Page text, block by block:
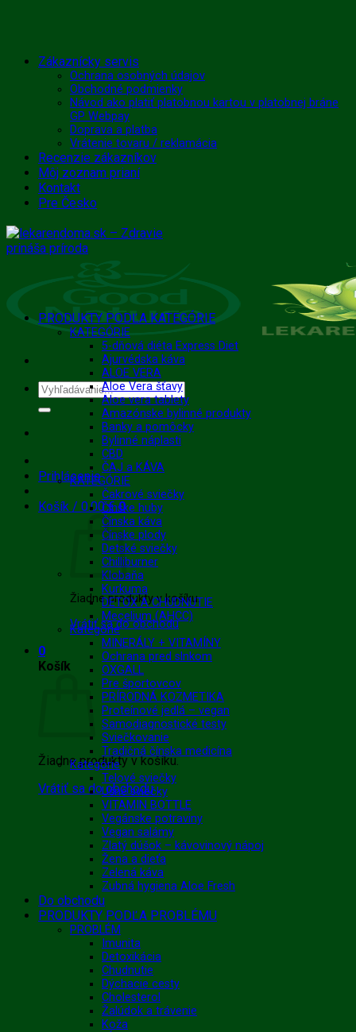
Skip
Zákaznícky servis
Ochrana osobných údajov
Obchodné podmienky
Návod ako platiť platobnou kartou v platobnej bráne
GP Webpay
Doprava a platba
Vrátenie tovaru / reklamácia
Recenzie zákazníkov
Môj zoznam prianí
Kontakt
Pre Česko
Hľadať:
Prihlásenie
Košík / 0.00€ 0
Žiadne produkty v košíku.
Vrátiť sa do obchodu
0
Košík
Žiadne produkty v košíku.
Vrátiť sa do obchodu
PRODUKTY PODĽA KATEGÓRIE
KATEGÓRIE
5-dňová diéta Express Diet
Ajurvédska káva
ALOE VERA
Aloe Vera šťavy
Aloe vera tablety
Amazónske bylinné produkty
Banky a pomôcky
Bylinné náplasti
CBD
ČAJ a KÁVA
KATEGÓRIE
Čakrové sviečky
Čínske huby
Čínska káva
Čínske plody
Detské sviečky
Chilliburner
Klobaňa
Kurkuma
DETOX A CHUDNUTIE
Mecelium (AHCC)
Kategórie
MINERÁLY + VITAMÍNY
Ochrana pred slnkom
OXGALL
Pre športovcov
PRÍRODNÁ KOZMETIKA
Proteínové jedlá – vegan
Samodiagnostické testy
Sviečkovanie
Tradičná čínska medicína
Kategórie
Telové sviečky
Ušné sviečky
VITAMIN BOTTLE
Vegánske potraviny
Vegan salámy
Zlatý dúšok – kávovinový nápoj
Žena a dieťa
Zelená káva
Zubná hygiena Aloe Fresh
Do obchodu
PRODUKTY PODĽA PROBLÉMU
PROBLÉM
Imunita
Detoxikácia
Chudnutie
Dýchacie cesty
Cholesterol
Žalúdok a trávenie
Koža